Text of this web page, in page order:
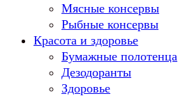
Мясные консервы
Рыбные консервы
Красота и здоровье
Бумажные полотенца
Дезодоранты
Здоровье